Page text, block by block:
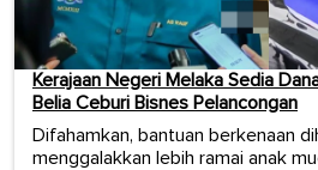
Kerajaan Negeri Melaka Sedia
Belia Ceburi Bisnes Pelancongan
Difahamkan, bantuan berkenaan
menggalakkan lebih ramai anak